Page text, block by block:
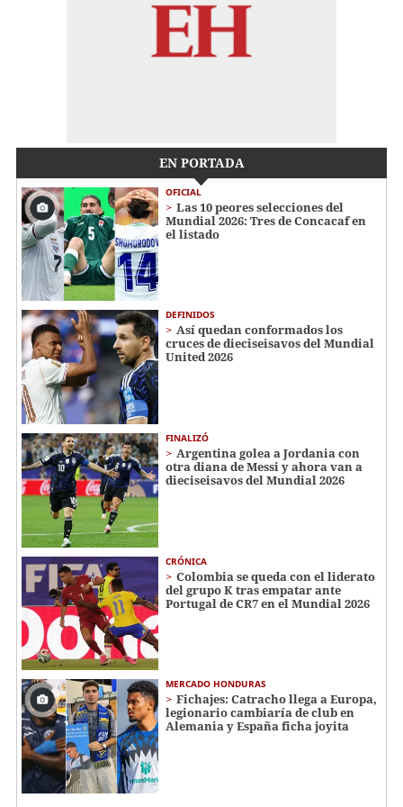
EN PORTADA
OFICIAL
Las 10 peores selecciones del
Mundial 2026: Tres de Concacaf en
el listado
DEFINIDOS
Así quedan conformados los
cruces de dieciseisavos del Mundial
United 2026
FINALIZÓ
Argentina golea a Jordania con
otra diana de Messi y ahora van a
dieciseisavos del Mundial 2026
CRÓNICA
Colombia se queda con el liderato
del grupo K tras empatar ante
Portugal de CR7 en el Mundial 2026
MERCADO HONDURAS
Fichajes: Catracho llega a Europa,
legionario cambiaría de club en
Alemania y España ficha joyita